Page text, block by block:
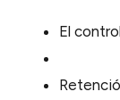
El